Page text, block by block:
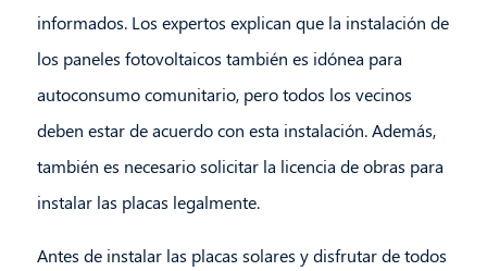
informados. Los expertos explican que la instalación de
los paneles fotovoltaicos también es idónea para
autoconsumo comunitario, pero todos los vecinos
deben estar de acuerdo con esta instalación. Además,
también es necesario solicitar la licencia de obras para
instalar las placas legalmente.
Antes de instalar las placas solares y disfrutar de todos